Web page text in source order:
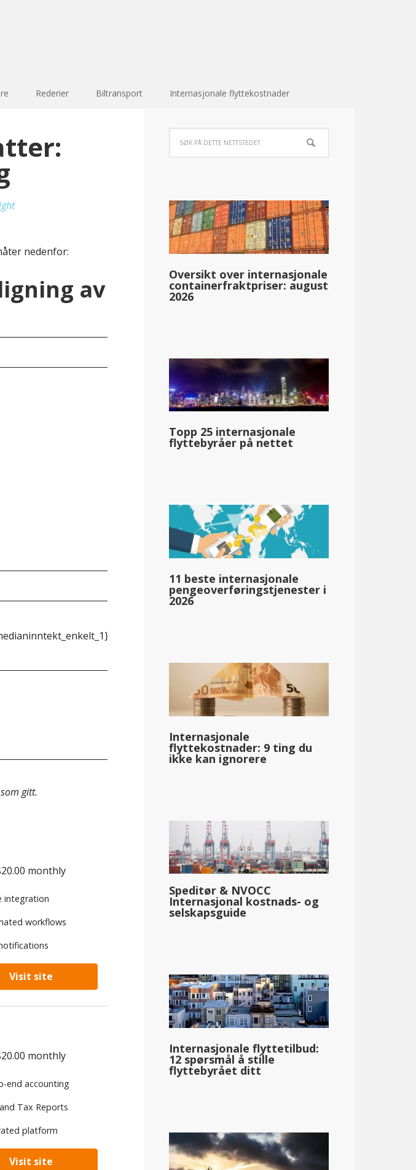
Rederier Biltransport Internasjonale flyttekostnader
nedenfor:
av
0.33%: &dollar;0-&dollar;1,743
0.67%: &dollar;1,744-&dollar;3,486
4.14%: &dollar;6,973-&dollar;15,687
7.44%: &dollar;52,291-&dollar;78,435
8.53%: &dollar;78.436+
&dollar;76 320
&dollar;62 487
gitt.
monthly
integration
workflows
Visit site
monthly
end accounting
Tax Reports
platform
Visit site
Oversikt over internasjonale
containerfraktpriser: august
2026
Topp 25 internasjonale
flyttebyråer på nettet
11 beste internasjonale
pengeoverføringstjenester i
2026
Internasjonale
flyttekostnader: 9 ting du
ikke kan ignorere
Speditør & NVOCC
Internasjonal kostnads- og
selskapsguide
Internasjonale flyttetilbud:
12 spørsmål å stille
flyttebyrået ditt